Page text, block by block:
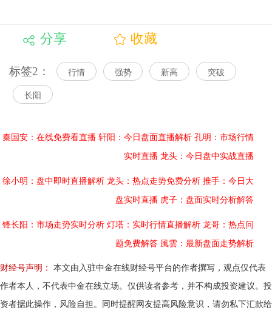
分享 收藏
标签2： 行情 强势 新高 突破
长阳
秦国安：在线免费看直播 轩阳：今日盘面直播解析 孔明：市场行情
实时直播 龙头：今日盘中实战直播
徐小明：盘中即时直播解析 龙头：热点走势免费分析 推手：今日大
盘实时直播 虎子：盘面实时分析解答
锋长阳：市场走势实时分析 灯塔：实时行情直播解析 龙哥：热点问
题免费解答 風雲：最新盘面走势解析
财经号声明：
本文由入驻中金在线财经号平台的作者撰写，观点仅代表
作者本人，不代表中金在线立场。仅供读者参考，并不构成投资建议。投
资者据此操作，风险自担。同时提醒网友提高风险意识，请勿私下汇款给